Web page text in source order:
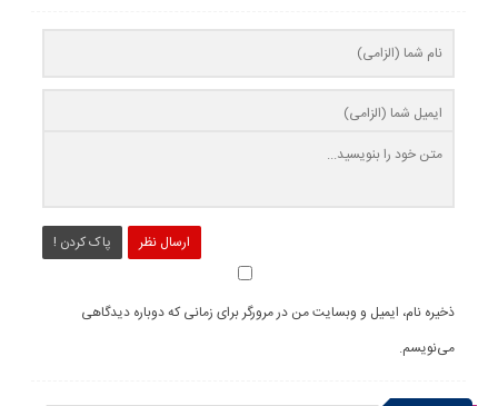
ارسال نظر پاک کردن !
ذخیره نام، ایمیل و وبسایت من در مرورگر برای زمانی که دوباره دیدگاهی
می‌نویسم.